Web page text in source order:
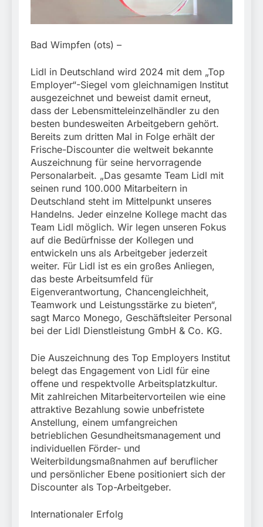
Beinahekollision an
Bahnübergang in Aubing
wegen gefährlichen
Bahnverkehr
5. August 2026
Bad Wimpfen (ots) –
Lidl in Deutschland wird 2024 mit dem „Top
Employer“-Siegel vom gleichnamigen Institut
ausgezeichnet und beweist damit erneut,
dass der Lebensmitteleinzelhändler zu den
besten bundesweiten Arbeitgebern gehört.
Bereits zum dritten Mal in Folge erhält der
Frische-Discounter die weltweit bekannte
Auszeichnung für seine hervorragende
Personalarbeit. „Das gesamte Team Lidl mit
seinen rund 100.000 Mitarbeitern in
Deutschland steht im Mittelpunkt unseres
Handelns. Jeder einzelne Kollege macht das
Team Lidl möglich. Wir legen unseren Fokus
auf die Bedürfnisse der Kollegen und
entwickeln uns als Arbeitgeber jederzeit
weiter. Für Lidl ist es ein großes Anliegen,
das beste Arbeitsumfeld für
Eigenverantwortung, Chancengleichheit,
Teamwork und Leistungsstärke zu bieten“,
sagt Marco Monego, Geschäftsleiter Personal
bei der Lidl Dienstleistung GmbH & Co. KG.
Die Auszeichnung des Top Employers Institut
belegt das Engagement von Lidl für eine
offene und respektvolle Arbeitsplatzkultur.
Mit zahlreichen Mitarbeitervorteilen wie eine
attraktive Bezahlung sowie unbefristete
Anstellung, einem umfangreichen
betrieblichen Gesundheitsmanagement und
individuellen Förder- und
Weiterbildungsmaßnahmen auf beruflicher
und persönlicher Ebene positioniert sich der
Discounter als Top-Arbeitgeber.
Internationaler Erfolg